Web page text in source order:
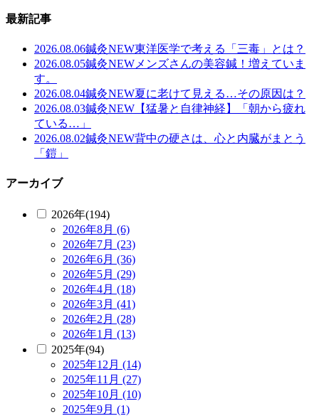
最新記事
2026.08.06鍼灸NEW東洋医学で考える「三毒」とは？
2026.08.05鍼灸NEW メンズさんの美容鍼！増えていま
す。
2026.08.04鍼灸NEW夏に老けて見える…その原因は？
2026.08.03鍼灸NEW 【猛暑と自律神経】「朝から疲れ
ている…」
2026.08.02鍼灸NEW背中の硬さは、心と内臓がまとう
「鎧」
アーカイブ
2026年(194)
2026年8月 (6)
2026年7月 (23)
2026年6月 (36)
2026年5月 (29)
2026年4月 (18)
2026年3月 (41)
2026年2月 (28)
2026年1月 (13)
2025年(94)
2025年12月 (14)
2025年11月 (27)
2025年10月 (10)
2025年9月 (1)